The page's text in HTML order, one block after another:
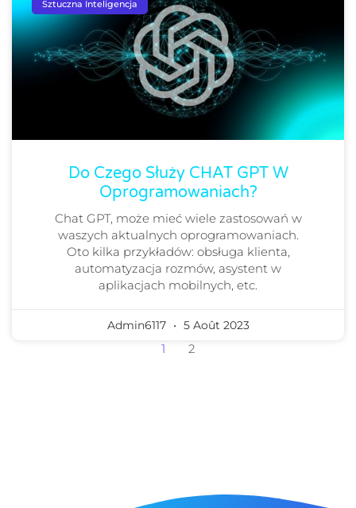
Sztuczna Inteligencja
Do Czego Służy CHAT GPT W
Oprogramowaniach?
Chat GPT, może mieć wiele zastosowań w
waszych aktualnych oprogramowaniach.
Oto kilka przykładów: obsługa klienta,
automatyzacja rozmów, asystent w
aplikacjach mobilnych, etc.
Admin6117 5 Août 2023
1 2